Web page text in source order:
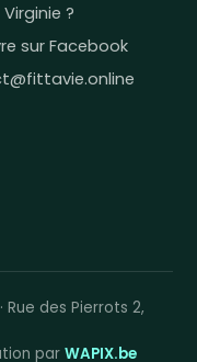
?
sur Facebook
des Pierrots 2,
par WAPIX.be